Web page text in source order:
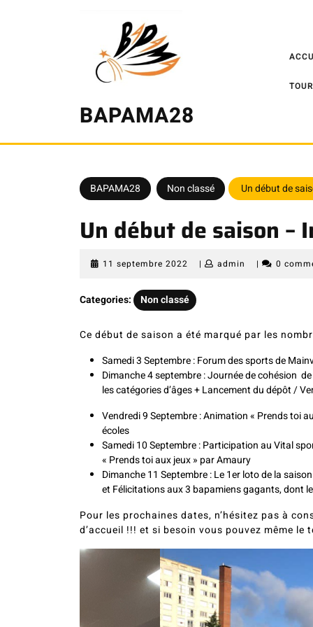
BAPAMA28
BAPAMA28 Non classé Un début de
Un début de saison –
11 septembre 2022
11
2022
| admin admin
| 0
Categories: Non classé
Ce début de saison a été marqué par les
Samedi 3 Septembre : Forum des sports de
Dimanche 4 septembre : Journée de cohésion
les catégories d’âges + Lancement du dépôt /
Vendredi 9 Septembre : Animation « Prends toi
écoles
Samedi 10 Septembre : Participation au Vital
« Prends toi aux jeux » par Amaury
Dimanche 11 Septembre : Le 1er loto de la
et Félicitations aux 3 bapamiens gagants, dont
Pour les prochaines dates, n’hésitez pas à
d’accueil !!! et si besoin vous pouvez même